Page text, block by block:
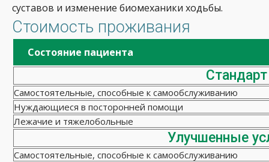
суставов и изменение биомеханики ходьбы.
Стоимость проживания
Состояние пациента
Стандарт
Самостоятельные, способные к самообслуживанию
Нуждающиеся в посторонней помощи
Лежачие и тяжелобольные
Улучшенные
Самостоятельные, способные к самообслуживанию